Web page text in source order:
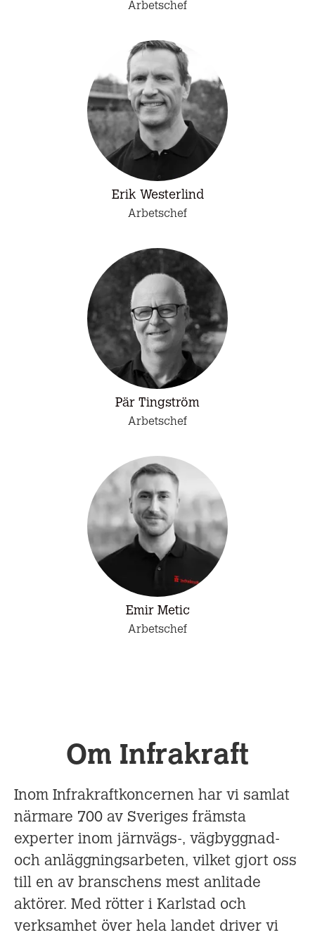
Arbetschef
Erik Westerlind
Arbetschef
Pär Tingström
Arbetschef
Emir Metic
Arbetschef
Om Infrakraft
Inom Infrakraftkoncernen har vi samlat
närmare 700 av Sveriges främsta
experter inom järnvägs-, vägbyggnad-
och anläggningsarbeten, vilket gjort oss
till en av branschens mest anlitade
aktörer. Med rötter i Karlstad och
verksamhet över hela landet driver vi